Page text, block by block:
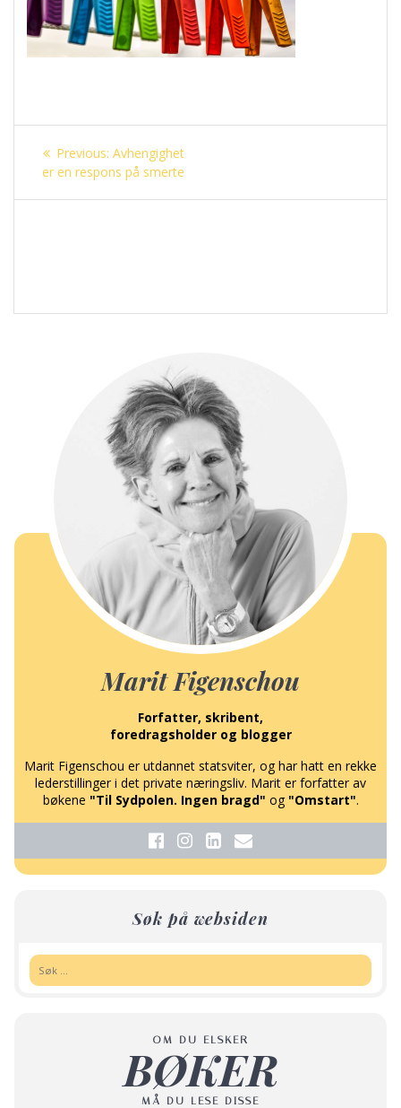
Innleggsnavigasjon
Previous: Previous
post:
Avhengighet
er en respons på smerte
Marit Figenschou
Forfatter, skribent,
foredragsholder og blogger
Marit Figenschou er utdannet statsviter, og har hatt en rekke
lederstillinger i det private næringsliv. Marit er forfatter av
bøkene "Til Sydpolen. Ingen bragd" og "Omstart".
Søk på websiden
OM DU ELSKER
BØKER
MÅ DU LESE DISSE